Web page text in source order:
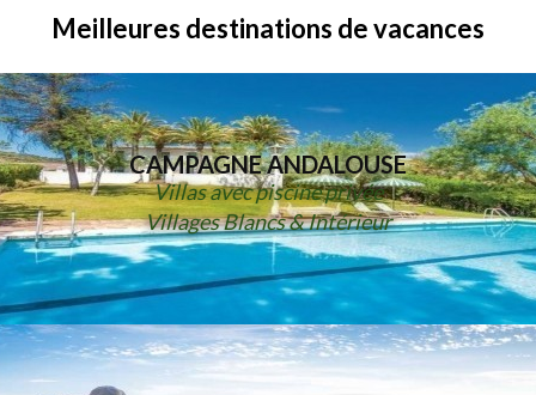
Meilleures destinations de vacances
CAMPAGNE ANDALOUSE
Villas avec piscine privée
Villages Blancs & Intérieur